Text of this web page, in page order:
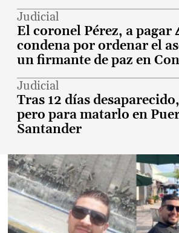
Judicial
El coronel Pérez, a pagar
condena por ordenar el
un firmante de paz en
Judicial
Tras 12 días
pero para matarlo en
Santander